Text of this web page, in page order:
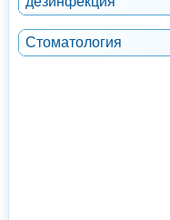
Стоматология